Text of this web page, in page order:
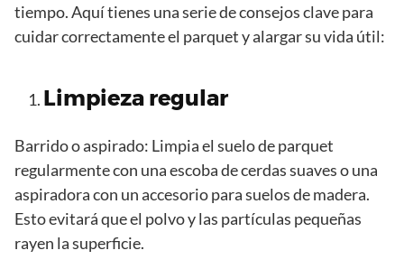
tiempo. Aquí tienes una serie de consejos clave para
cuidar correctamente el parquet y alargar su vida útil:
Limpieza regular
Barrido o aspirado: Limpia el suelo de parquet
regularmente con una escoba de cerdas suaves o una
aspiradora con un accesorio para suelos de madera.
Esto evitará que el polvo y las partículas pequeñas
rayen la superficie.